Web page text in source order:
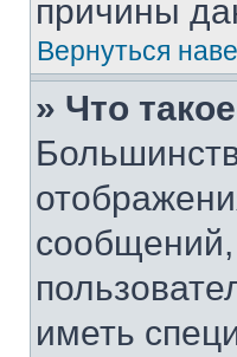
причины
Вернуться
» Что
иметь